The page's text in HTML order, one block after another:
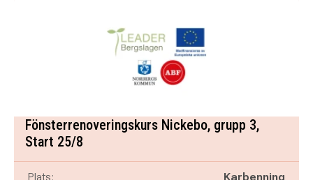
Fönsterrenoveringskurs Nickebo, grupp 3,
Start 25/8
Plats:
Karbenning